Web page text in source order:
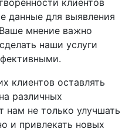
клиентов
данные для выявления
мнение важно
наши услуги
клиентов оставлять
различных
нам не только улучшать
и привлекать новых